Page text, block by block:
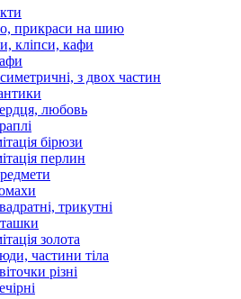
прикраси на шию
кліпси, кафи
з двох частин
любовь
бірюзи
перлин
трикутні
золота
частини тіла
різні